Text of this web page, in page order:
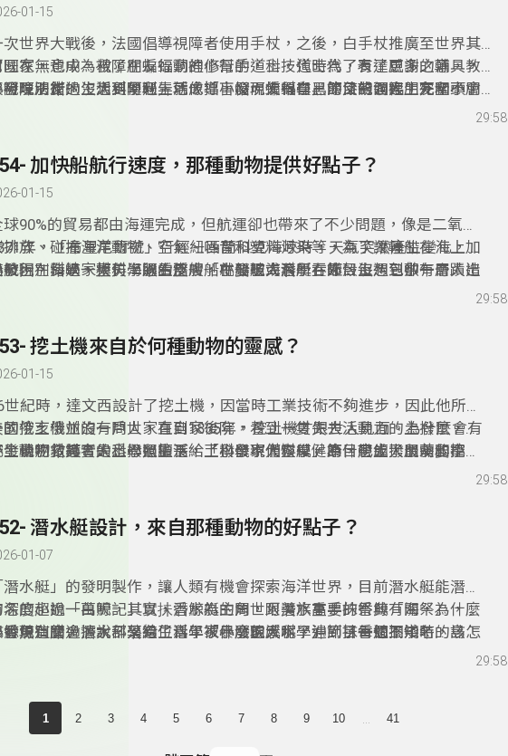
01-15
次世界大戰後，法國倡導視障者使用手杖，之後，白手杖推廣至世界其
國家，也成為視障朋友行動的小幫手，科技代時代，有了更多的輔具，
視障朋友的生活更便利，就像導盲帽。蝙蝠在黑漆漆的洞裡，完全不會
到東西，這讓科學家們有了好點子，發明了導盲帽，為什麼蝙蝠在黑夜
酷檔案」單元，邀請八里國中生物教師王俊凱，帶著大小朋友一起認識
。
旺在無意中，救了在蝙蝠洞裡修行的道士，道士為了表達感謝之意，教
阿旺法術，沒想到阿旺弄巧成拙，反而使得自己的父親面臨生死關頭，
發現別錯過，大科學過生活，「小發現大科學」節目帶領大朋友和小朋
29:58
加快船航行速度，那種動物提供好點子？
01-15
球90%的貿易都由海運完成，但航運卻也帶來了不少問題，像是二氧化
排放、碰撞海洋動物、空氣、噪音和塑料污染等，為了讓輪船在海上加
航行，科學家模仿海豚的皮膚，在船艦或潛艇在外殼上，包敷一層人造
豚皮，船航行的速度會變快，海豚可以游得很快，跟海豚皮有關嗎？海
，帶著大小朋友一起認識海豚。
年，「布里尼爾號」行經紐西蘭科克海峽時，天氣突然產生變化，帆
被困在海峽一整天，眼看整艘船就要被海浪所吞噬，沒想到卻有奇蹟出
發現別錯過，大科學過生活，「小發現大科學」節目每週三中午
29:58
挖土機來自於何種動物的靈感？
01-15
世紀時，達文西設計了挖土機，因當時工業技術不夠進步，因此他所設
的挖土機並沒有問世，直到1835年，挖土機才跟世人見面。為什麼會有
土機呢？其實是土撥鼠擅長給了科學家們靈感，為什麼土撥鼠需要挖
？目的是什麼？我們可以飼養土撥鼠嗎？「科學酷檔案」單元，邀請八
國俄亥俄州的一戶人家在自家後院，看到一隻失去活動力的土撥鼠，在
生動物救護者的悉心照顧下，土撥鼠不僅恢復健康，也成了最萌的寵
發現別錯過，大科學過生活，「小發現大科學」節目帶領大朋友和小朋
29:58
潛水艇設計，來自那種動物的好點子？
01-07
潛水艇」的發明製作，讓人類有機會探索海洋世界，目前潛水艇能潛水
深度超過一萬呎，其實，潛水艇的問世跟潛水高手抹香鯨有關，為什麼
香鯨這麼會潛水？又給了科學家什麼靈感呢？遇到抹香鯨擱淺時，該怎
協助處理呢？「科學酷檔案」單元，邀請台北市海洋教師戴佑安，帶著
名的小說「白鯨記」以抺香鯨為主角，阿美族重要的祭典「海祭」，也
鯨魚有關，據說部落有位青年被暴漲的溪水，沖到了一個不知名的島
發現別錯過，大科學過生活，「小發現大科學」節目每週三中午
29:58
1 2 3 4 5 6 7 8 9 10 41